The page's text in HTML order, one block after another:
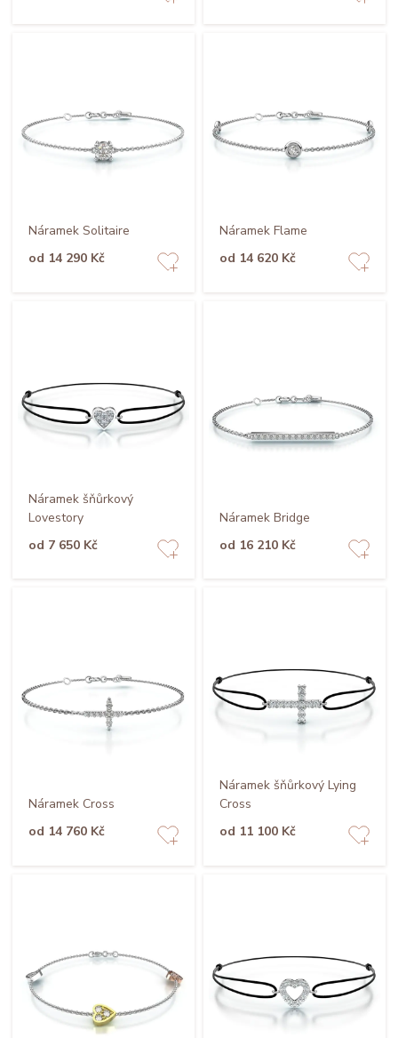
Náramek Solitaire
od 14 290 Kč
Náramek Flame
od 14 620 Kč
Náramek šňůrkový
Lovestory
od 7 650 Kč
Náramek Bridge
od 16 210 Kč
Náramek Cross
od 14 760 Kč
Náramek šňůrkový Lying
Cross
od 11 100 Kč